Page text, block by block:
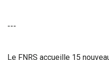
---
Le FNRS accueille 15